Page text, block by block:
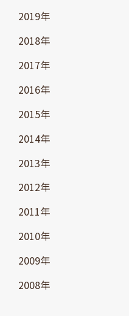
2019年
2018年
2017年
2016年
2015年
2014年
2013年
2012年
2011年
2010年
2009年
2008年